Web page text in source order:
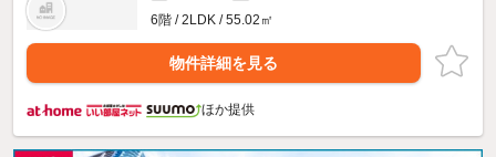
6階 / 2LDK / 55.02㎡
物件詳細を見る
ほか提供